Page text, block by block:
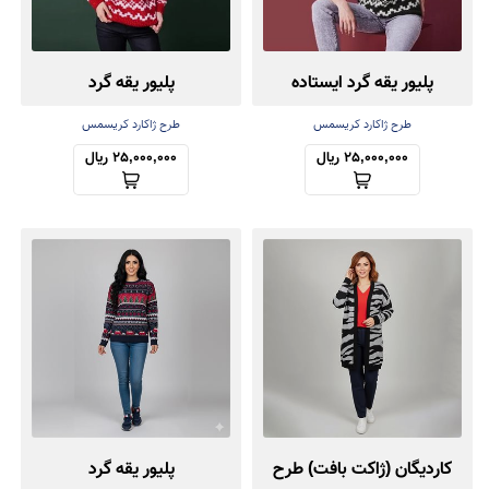
پلیور یقه گرد ایستاده
طرح ژاکارد کریسمس
25,000,000 ریال
پلیور یقه گرد
طرح ژاکارد کریسمس
25,000,000 ریال
کاردیگان (ژاکت بافت) طرح
پلیور یقه گرد